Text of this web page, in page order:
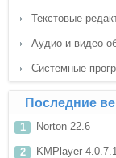
Текстовые
Аудио и видео
Системные
Последние
Norton 22.6
KMPlayer